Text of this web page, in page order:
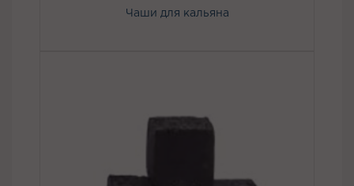
Чаши для кальяна